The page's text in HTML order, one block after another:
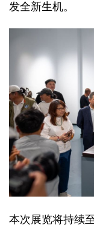
发全新生机。
本次展览将持续